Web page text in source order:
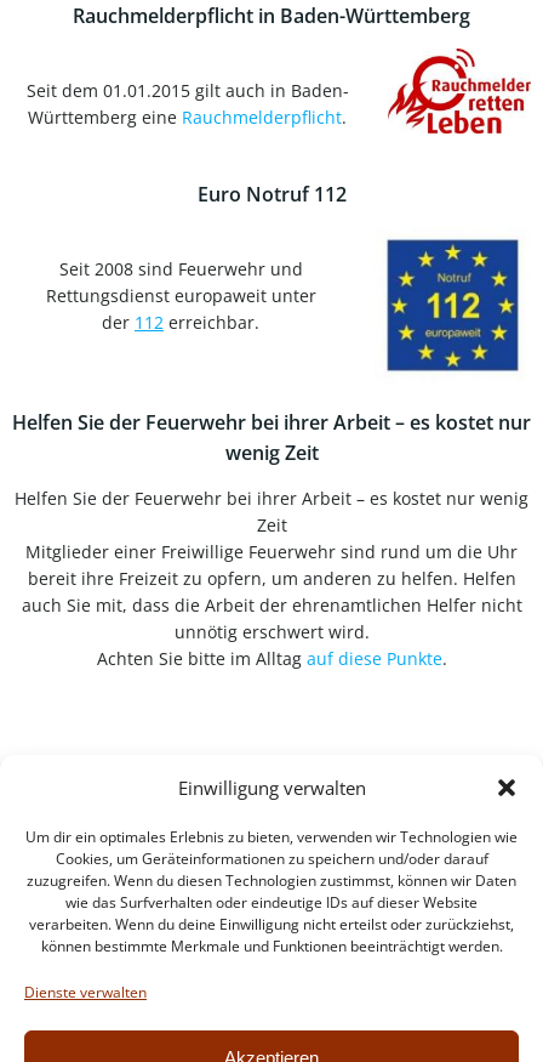
Einwilligung verwalten
Um dir ein optimales Erlebnis zu bieten, verwenden wir Technologien wie
Cookies, um Geräteinformationen zu speichern und/oder darauf
zuzugreifen. Wenn du diesen Technologien zustimmst, können wir Daten
wie das Surfverhalten oder eindeutige IDs auf dieser Website
verarbeiten. Wenn du deine Einwilligung nicht erteilst oder zurückziehst,
können bestimmte Merkmale und Funktionen beeinträchtigt werden.
Dienste verwalten
Akzeptieren
Rauchmelderpflicht in Baden-Württemberg
Seit dem 01.01.2015 gilt auch in Baden-
Württemberg eine Rauchmelderpflicht.
Euro Notruf 112
Seit 2008 sind Feuerwehr und
Rettungsdienst europaweit unter
der 112 erreichbar.
Helfen Sie der Feuerwehr bei ihrer Arbeit – es kostet nur
wenig Zeit
Helfen Sie der Feuerwehr bei ihrer Arbeit – es kostet nur wenig
Zeit
Mitglieder einer Freiwillige Feuerwehr sind rund um die Uhr
bereit ihre Freizeit zu opfern, um anderen zu helfen. Helfen
auch Sie mit, dass die Arbeit der ehrenamtlichen Helfer nicht
unnötig erschwert wird.
Achten Sie bitte im Alltag auf diese Punkte.
Intern